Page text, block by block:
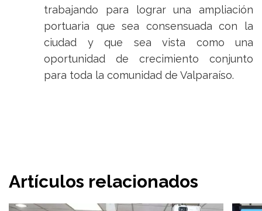
trabajando para lograr una ampliación
portuaria que sea consensuada con la
ciudad y que sea vista como una
oportunidad de crecimiento conjunto
para toda la comunidad de Valparaíso.
Artículos relacionados